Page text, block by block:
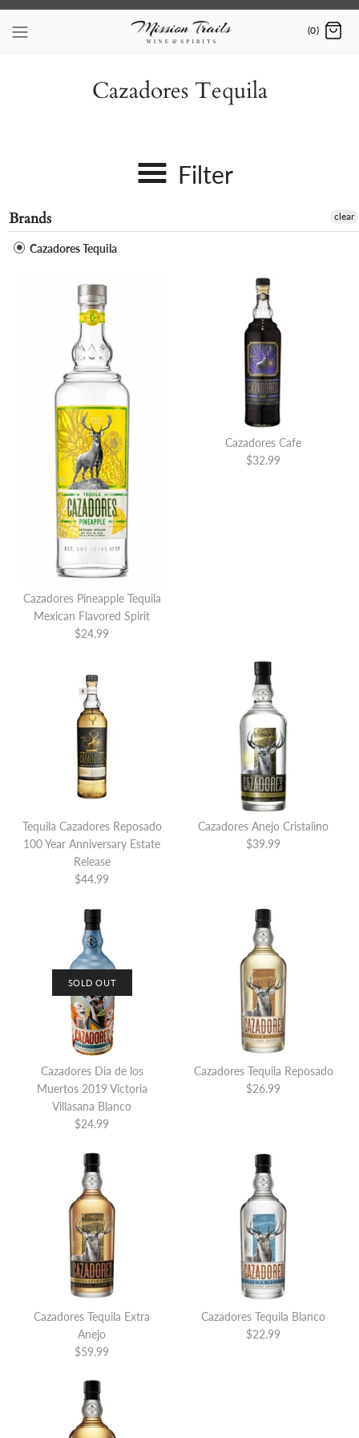
Skip
(0)
Cazadores Tequila
Filter
Brands
Cazadores Tequila
clear
Cazadores Pineapple Tequila
Mexican Flavored Spirit
$24.99
Cazadores Pineapple Tequila
Mexican Flavored Spirit
$24.99
BrandCazadores Tequila
Quantity
Cazadores Cafe
$32.99
Cazadores Cafe
$32.99
Cazadores Tequila
Quantity
More Details
Tequila Cazadores Reposado
100 Year Anniversary Estate
Release
$44.99
Tequila Cazadores Reposado
100 Year Anniversary Estate
Release
$44.99
Cazadores Tequila
Cazadores Anejo Cristalino
$39.99
Cazadores Anejo Cristalino
$39.99
Cazadores Tequila
SOLD OUT
Cazadores Dia de los
Muertos 2019 Victoria
Villasana Blanco
$24.99
Cazadores Tequila Reposado
$26.99
Cazadores Tequila Extra
Anejo
$59.99
Cazadores Tequila Blanco
$22.99